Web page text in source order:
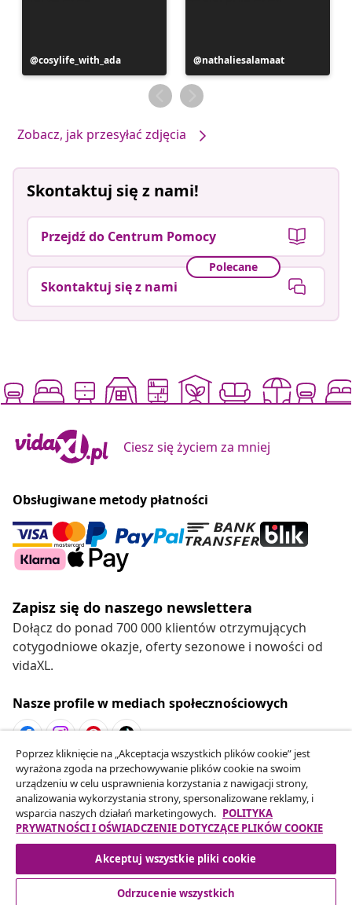
Post
opublikowany
cosylife_with_ada
Post
opublikowany
przez
nathaliesalamaat
Zobacz, jak przesyłać zdjęcia
Skontaktuj się z nami!
Przejdź do Centrum Pomocy
Polecane
Skontaktuj się z nami
Ciesz się życiem za mniej
Obsługiwane metody płatności
Zapisz się do naszego newslettera
Dołącz do ponad 700 000 klientów otrzymujących
cotygodniowe okazje, oferty sezonowe i nowości od
vidaXL.
Nasze profile w mediach społecznościowych
Odstąpienie od umowy
Złóż wniosek o odstąpienie od umowy dotyczącej
Twojego zamówienia.
Odstąpienie od umowy
Poprzez kliknięcie na „Akceptacja wszystkich plików cookie” jest
wyrażona zgoda na przechowywanie plików cookie na swoim
urządzeniu w celu usprawnienia korzystania z nawigacji strony,
analizowania wykorzystania strony, spersonalizowane reklamy, i
wsparcia naszych działań marketingowych. POLITYKA
PRYWATNOŚCI I OŚWIADCZENIE DOTYCZĄCE PLIKÓW COOKIE
Akceptuj wszystkie pliki cookie
Odrzucenie wszystkich